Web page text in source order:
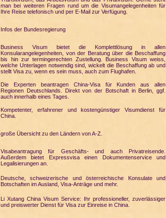
man bei weiteren Fragen rund um die Visumangelegenheiten für
Ihre Reise telefonisch und per E-Mail zur Verfügung.
Infos der Bundesregierung
Business Visum bietet die Komplettlösung in allen
Konsularangelegenheiten, von der Beratung über die Beschaffung
bis hin zur termingerechten Zustellung. Business Visum weiss,
welche Unterlagen notwendig sind, wickelt die Beschaffung ab und
stellt Visa zu, wenn es sein muss, auch zum Flughafen.
Die Experten beantragen China-Visa für Kunden aus allen
Regionen Deutschlands. Direkt von der Botschaft in Berlin, ggf.
auch innerhalb eines Tages.
Kompetenter, erfahrener und kostengünstiger Visumdienst für
China.
große Übersicht zu den Ländern von A-Z.
Visabeantragung für Geschäfts- und auch Privatreisende.
Außerdem bietet Expressvisa einen Dokumentenservice und
Legalisierungen an.
Deutsche, schweizerische und österreichische Konsulate und
Botschaften im Ausland, Visa-Anträge und mehr.
Li Xutang China Visum Service: Ihr professioneller, zuverlässiger
und preiswerter Dienst für Visa zur Einreise in China.